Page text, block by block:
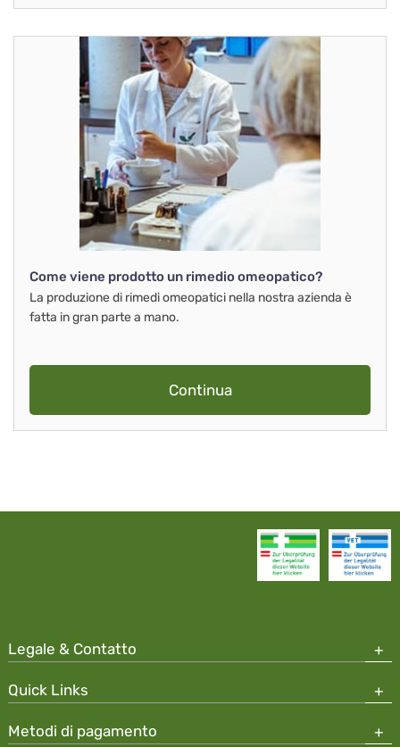
Come viene prodotto un rimedio omeopatico?
La produzione di rimedi omeopatici nella nostra azienda è
fatta in gran parte a mano.
Continua
Legale & Contatto
Quick Links
Metodi di pagamento